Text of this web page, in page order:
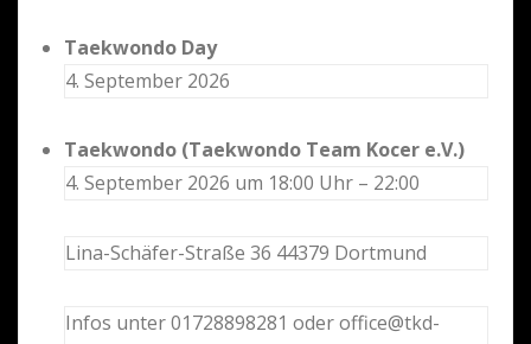
Taekwondo Day
4. September 2026
Taekwondo (Taekwondo Team Kocer e.V.)
4. September 2026 um 18:00 Uhr – 22:00
Lina-Schäfer-Straße 36 44379 Dortmund
Infos unter 01728898281 oder office@tkd-